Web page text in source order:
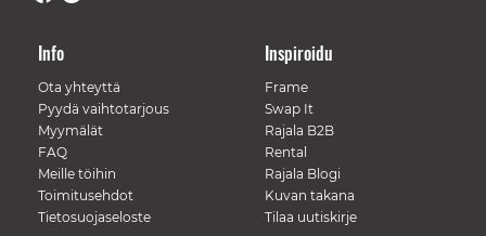
Info
Ota yhteyttä
Pyydä vaihtotarjous
Myymälät
FAQ
Meille töihin
Toimitusehdot
Tietosuojaseloste
Inspiroidu
Frame
Swap It
Rajala B2B
Rental
Rajala Blogi
Kuvan takana
Tilaa uutiskirje